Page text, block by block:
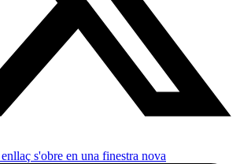
s'obre en una finestra nova